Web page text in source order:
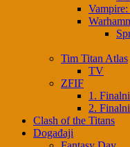
Tim Titan Atlas
TV
ZFIF
1.
2.
Clash of the Titans
Događaji